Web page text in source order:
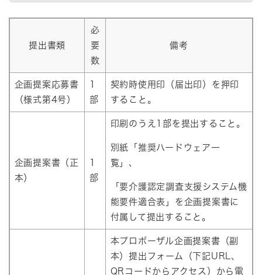
提出書類
必
要
数
備考
企画提案応募書
（様式第4号）
部
契約時使用印（届出印）を押印
すること。
企画提案書（正
本）
部
印刷のうえ1部を提出すること。
別紙「推奨ハードウェア一
覧」、
「要介護認定調査支援システム機
能要件適合表」を企画提案書に
付属して提出すること。
本プロポーザル企画提案書（副
本）提出フォーム（下記URL、
QRコードからアクセス）から電